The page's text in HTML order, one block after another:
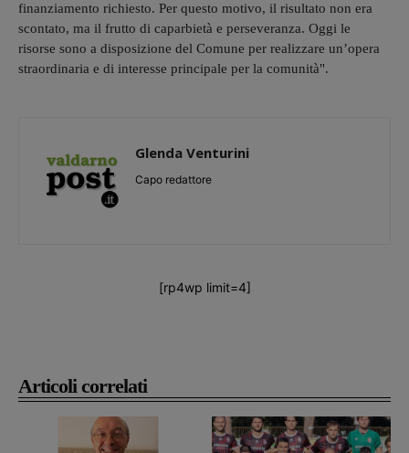
Articoli correlati
finanziamento richiesto. Per questo motivo, il risultato non era
scontato, ma il frutto di caparbietà e perseveranza. Oggi le
risorse sono a disposizione del Comune per realizzare un’opera
straordinaria e di interesse principale per la comunità".
Glenda Venturini
Capo redattore
[rp4wp limit=4]